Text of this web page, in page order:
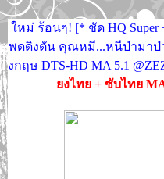
ใหม่ ร้อนๆ! [* ชัด HQ Super
พดดิงตัน คุณหมี...หนีป่ามาป่ว
งกฤษ DTS-HD MA 5.1
ยงไทย + ซับไทย